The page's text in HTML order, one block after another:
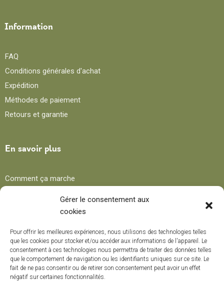
Gérer le consentement aux
cookies
Pour offrir les meilleures expériences, nous utilisons des technologies telles
que les cookies pour stocker et/ou accéder aux informations de l'appareil. Le
consentement à ces technologies nous permettra de traiter des données telles
que le comportement de navigation ou les identifiants uniques sur ce site. Le
fait de ne pas consentir ou de retirer son consentement peut avoir un effet
négatif sur certaines fonctionnalités.
Information
FAQ
Conditions générales d'achat
Expédition
Méthodes de paiement
Retours et garantie
En savoir plus
Comment ça marche
Blog
Recettes
Trucs et conseils